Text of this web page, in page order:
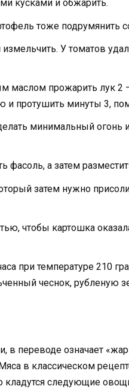
кусками и обжарить.
тоже подрумянить
У томатов
маслом прожарить лук 2
и протушить минуты 3,
минимальный огонь
фасоль, а затем
затем нужно
чтобы картошка
при температуре 210
чеснок, рубленую
в переводе означает
в классическом
следующие